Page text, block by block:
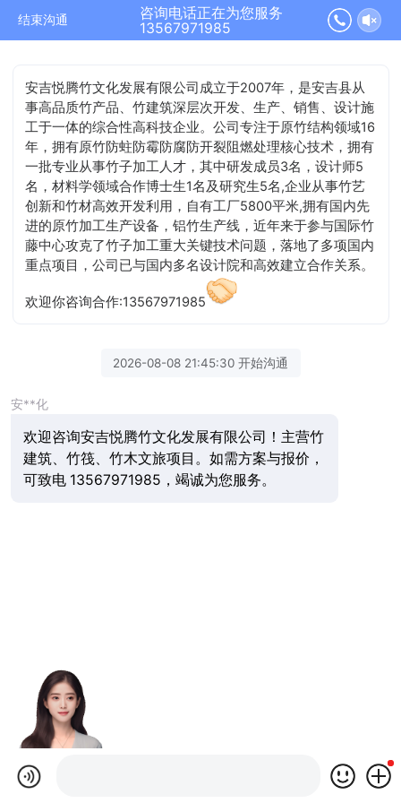
结束沟通
咨询电话正在为您服务
13567971985
安吉悦腾竹文化发展有限公司成立于2007年，是安吉县从
事高品质竹产品、竹建筑深层次开发、生产、销售、设计施
工于一体的综合性高科技企业。公司专注于原竹结构领域16
年，拥有原竹防蛀防霉防腐防开裂阻燃处理核心技术，拥有
一批专业从事竹子加工人才，其中研发成员3名，设计师5
名，材料学领域合作博士生1名及研究生5名,企业从事竹艺
创新和竹材高效开发利用，自有工厂5800平米,拥有国内先
进的原竹加工生产设备，铝竹生产线，近年来于参与国际竹
藤中心攻克了竹子加工重大关键技术问题，落地了多项国内
重点项目，公司已与国内多名设计院和高效建立合作关系。
欢迎你咨询合作:13567971985
2026-08-08 21:45:30 开始沟通
安**化
欢迎咨询安吉悦腾竹文化发展有限公司！主营竹
建筑、竹筏、竹木文旅项目。如需方案与报价，
可致电 13567971985，竭诚为您服务。